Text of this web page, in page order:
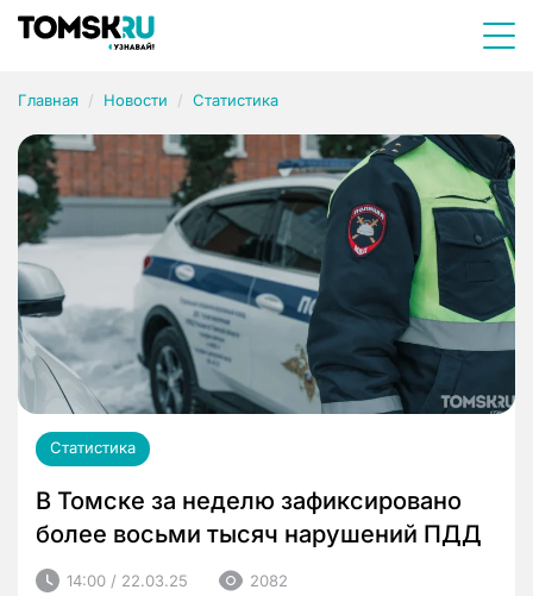
Главная Новости Статистика
Статистика
В Томске за неделю зафиксировано
более восьми тысяч нарушений ПДД
14:00 / 22.03.25 2082